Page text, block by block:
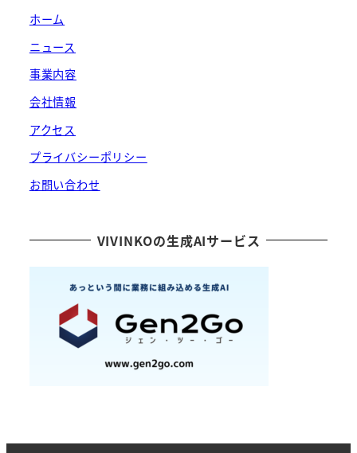
ホーム
ニュース
事業内容
会社情報
アクセス
プライバシーポリシー
お問い合わせ
VIVINKOの生成AIサービス